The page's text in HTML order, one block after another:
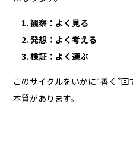
1. 観察：よく見る
2. 発想：よく考える
3. 検証：よく選ぶ
このサイクルをいかに“善く”
本質があります。